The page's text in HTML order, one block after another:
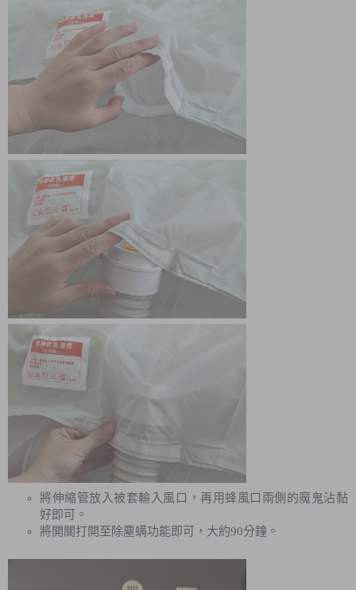
將伸縮管放入被套輸入風口，再用蜂風口兩側的魔鬼沾黏
好即可。
將開關打開至除塵螨功能即可，大約90分鐘。